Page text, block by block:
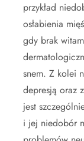
przykład
osłabienia
gdy brak
snem. Z kolei
depresją oraz
jest
i jej niedobór